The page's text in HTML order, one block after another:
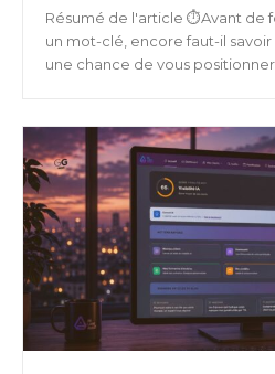
Résumé de l'article ⏱️Avant de
un mot-clé, encore faut-il
une chance de vous positionner